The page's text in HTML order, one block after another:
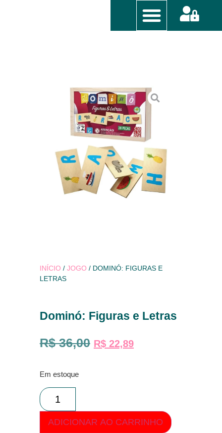
INÍCIO / JOGO / DOMINÓ: FIGURAS E
LETRAS
Dominó: Figuras e Letras
R$36,00 R$ 22,89
Em estoque
ADICIONAR AO CARRINHO